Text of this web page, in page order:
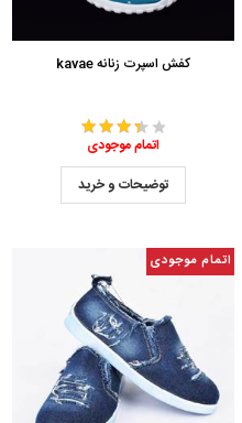
کفش اسپرت زنانه kavae
اتمام موجودی
توضیحات و خرید
اتمام موجودی